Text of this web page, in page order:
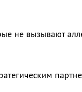
не вызывают